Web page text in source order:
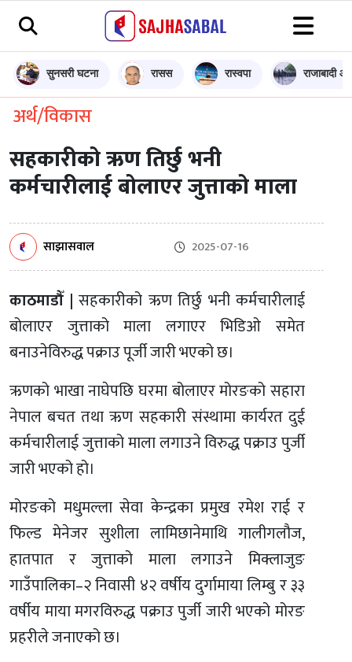
सुनसरी घटना रासस रास्वपा राजाबादी
अर्थ/विकास
सहकारीको ऋण तिर्छु भनी
कर्मचारीलाई बोलाएर जुत्ताको माला
साझासवाल 2025-07-16
काठमाडौँ | सहकारीको ऋण तिर्छु भनी कर्मचारीलाई
बोलाएर जुत्ताको माला लगाएर भिडिओ समेत
बनाउनेविरुद्ध पक्राउ पूर्जी जारी भएको छ।
ऋणको भाखा नाघेपछि घरमा बोलाएर मोरङको सहारा
नेपाल बचत तथा ऋण सहकारी संस्थामा कार्यरत दुई
कर्मचारीलाई जुत्ताको माला लगाउने विरुद्ध पक्राउ पुर्जी
जारी भएको हो।
मोरङको मधुमल्ला सेवा केन्द्रका प्रमुख रमेश राई र
फिल्ड मेनेजर सुशीला लामिछानेमाथि गालीगलौज,
हातपात र जुत्ताको माला लगाउने मिक्लाजुङ
गाउँपालिका–२ निवासी ४२ वर्षीय दुर्गामाया लिम्बु र ३३
वर्षीय माया मगरविरुद्ध पक्राउ पुर्जी जारी भएको मोरङ
प्रहरीले जनाएको छ।